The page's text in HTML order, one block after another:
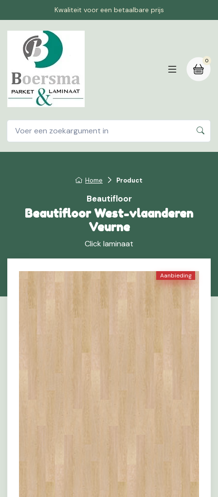
Kwaliteit voor een betaalbare prijs
0
Home Product
Beautifloor
Beautifloor West-vlaanderen
Veurne
Click laminaat
Aanbieding